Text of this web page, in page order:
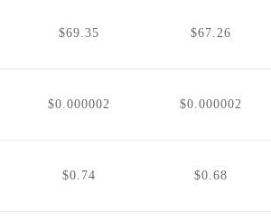
$69.35 $67.26
$0.000002 $0.000002
$0.74 $0.68